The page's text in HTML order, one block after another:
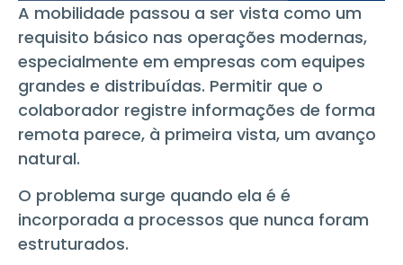
A mobilidade passou a ser vista como um
requisito básico nas operações modernas,
especialmente em empresas com equipes
grandes e distribuídas. Permitir que o
colaborador registre informações de forma
remota parece, à primeira vista, um avanço
natural.
O problema surge quando ela é é
incorporada a processos que nunca foram
estruturados.